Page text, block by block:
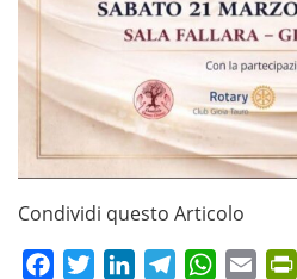
Condividi questo Articolo
FacebookTwitterLinkedInTelegramWhatsApp
Email